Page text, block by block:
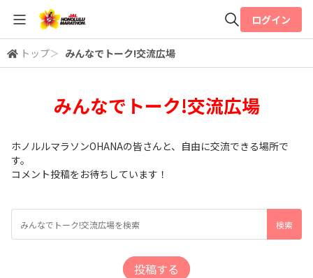
全体検索
ログイン
トップ＞ みんなでトーク!交流広場
みんなでトーク!交流広場
ホノルルマラソンOHANAの皆さんと、自由に交流できる場所で
す。
コメント投稿をお待ちしています！
投稿する